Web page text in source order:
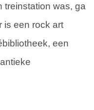
treinstation was, ga
is een rock art
een